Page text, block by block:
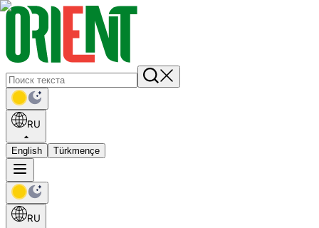
RU
English Türkmençe
RU